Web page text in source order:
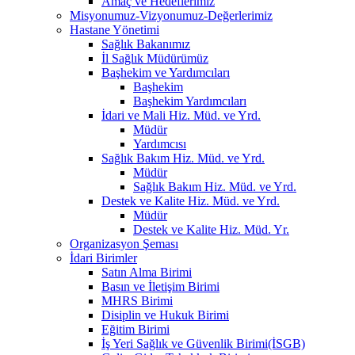
Misyonumuz-Vizyonumuz-Değerlerimiz
Hastane Yönetimi
Sağlık Bakanımız
İl Sağlık Müdürümüz
Başhekim ve Yardımcıları
Başhekim
Başhekim Yardımcıları
İdari ve Mali Hiz. Müd. ve Yrd.
Müdür
Yardımcısı
Sağlık Bakım Hiz. Müd. ve Yrd.
Müdür
Sağlık Bakım Hiz. Müd. ve Yrd.
Destek ve Kalite Hiz. Müd. ve Yrd.
Müdür
Destek ve Kalite Hiz. Müd. Yr.
Organizasyon Şeması
İdari Birimler
Satın Alma Birimi
Basın ve İletişim Birimi
MHRS Birimi
Disiplin ve Hukuk Birimi
Eğitim Birimi
İş Yeri Sağlık ve Güvenlik Birimi(İSGB)